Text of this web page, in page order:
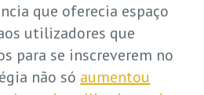
que oferecia espaço
utilizadores que
para se inscreverem no
não só aumentou